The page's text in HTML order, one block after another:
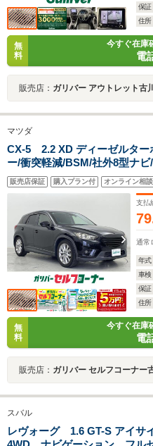
保証
住所
無
料
今すぐ在庫
電
販売店： ガリバー アウトレット古
マツダ
CX-5 2.2 XD ディーゼルタ
ー/衝突軽減/BSM/社外8型ナ
ルコン/ETC/ドライブレコーダ
防止装置/純正17インチアルミ/
販売店保証 購入プラン付 オンライン相
支払
通常
年式
車検
保証
住所
無
料
今すぐ在庫
電
販売店： ガリバー セルフコーナー
スバル
レヴォーグ 1.6 GT-S アイサ